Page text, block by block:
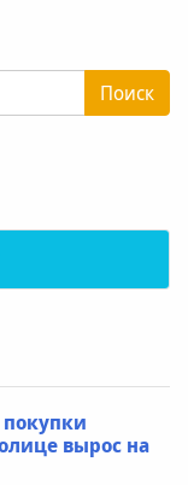
Поиск
вырос на